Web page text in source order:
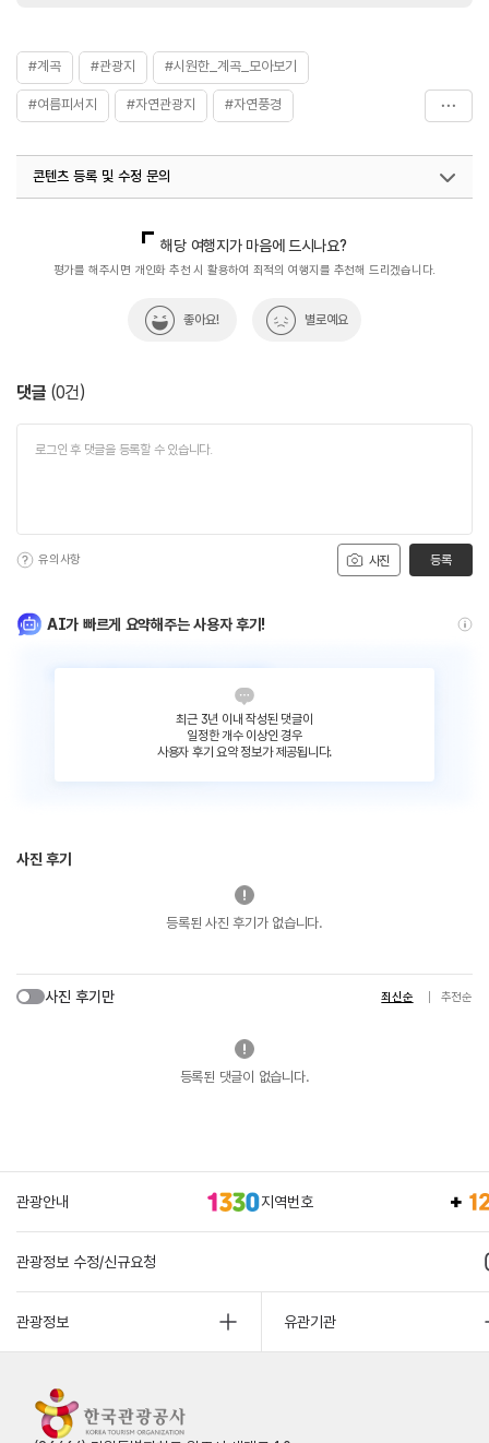
#계곡 #관광지 #시원한_계곡_모아보기
#여름피서지 #자연관광지 #자연풍경
#혼자가도좋은
콘텐츠 등록 및 수정 문의
해당 여행지가 마음에 드시나요?
평가를 해주시면 개인화 추천 시 활용하여 최적의 여행지를 추천해 드리겠습니다.
좋아요! 별로예요
댓글 (0건)
사진
유의사항 등록
AI가 빠르게 요약해주는 사용자 후기!
최근 3년 이내 작성된 댓글이
일정한 개수 이상인 경우
사용자 후기 요약 정보가 제공됩니다.
사진 후기
등록된 사진 후기가 없습니다.
사진 후기만 최신순 추천순
등록된 댓글이 없습니다.
관광안내 지역번호
관광정보 수정/신규요청
관광정보 유관기관